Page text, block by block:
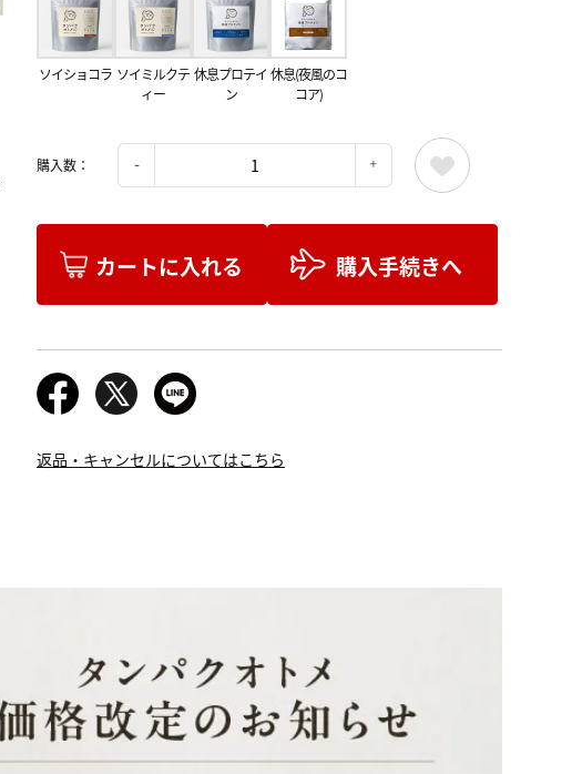
ソイショコラ ソイミルクテ
ィー
休息プロテイ
ン
休息(夜風のコ
コア)
購入数：
カートに入れる 購入手続きへ
返品・キャンセルについてはこちら